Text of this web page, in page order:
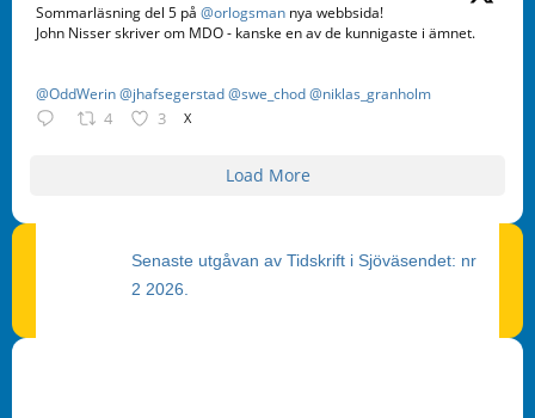
Sommarläsning del 5 på @orlogsman nya webbsida!
John Nisser skriver om MDO - kanske en av de kunnigaste i ämnet.
@OddWerin@jhafsegerstad@swe_chod@niklas_granholm
4 3 X
Load More
Senaste utgåvan av Tidskrift i Sjöväsendet: nr
2 2026.